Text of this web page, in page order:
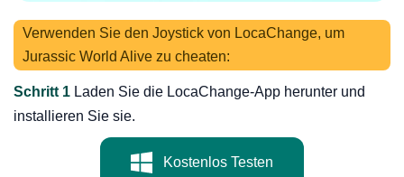
Verwenden Sie den Joystick von LocaChange, um
Jurassic World Alive zu cheaten:
Schritt 1 Laden Sie die LocaChange-App herunter und
installieren Sie sie.
Kostenlos Testen